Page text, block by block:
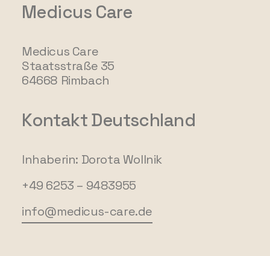
Medicus Care
Medicus Care
Staatsstraße 35
64668 Rimbach
Kontakt Deutschland
Inhaberin: Dorota Wollnik
+49 6253 – 9483955
info@medicus-care.de